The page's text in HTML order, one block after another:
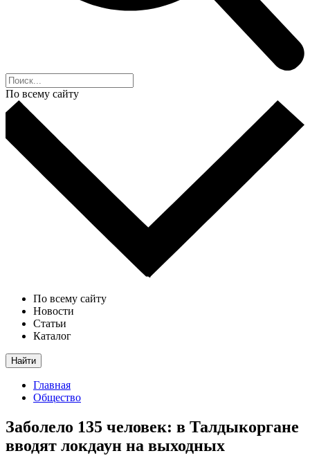
По всему сайту
По всему сайту
Новости
Статьи
Каталог
Найти
Главная
Общество
Заболело 135 человек: в Талдыкоргане
вводят локдаун на выходных